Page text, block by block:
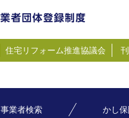
住宅リフォーム推進協議会
事業者検索 かし